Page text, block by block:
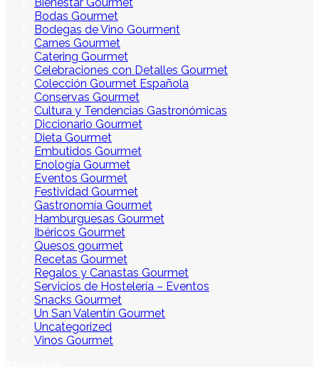
Bodas Gourmet
Bodegas de Vino Gourment
Carnes Gourmet
Catering Gourmet
Celebraciones con Detalles Gourmet
Colección Gourmet Española
Conservas Gourmet
Cultura y Tendencias Gastronómicas
Diccionario Gourmet
Dieta Gourmet
Embutidos Gourmet
Enología Gourmet
Eventos Gourmet
Festividad Gourmet
Gastronomía Gourmet
Hamburguesas Gourmet
Ibéricos Gourmet
Quesos gourmet
Recetas Gourmet
Regalos y Canastas Gourmet
Servicios de Hostelería – Eventos
Snacks Gourmet
Un San Valentín Gourmet
Uncategorized
Vinos Gourmet